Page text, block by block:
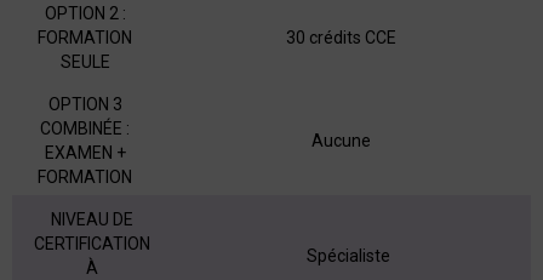
OPTION 2 :
FORMATION
SEULE
30 crédits CCE
OPTION 3
COMBINÉE :
EXAMEN +
FORMATION
Aucune
NIVEAU DE
CERTIFICATION
À
Spécialiste